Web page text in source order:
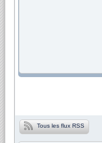
Tous les flux RSS